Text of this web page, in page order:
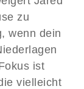
zu
wenn dein
ist
vielleicht